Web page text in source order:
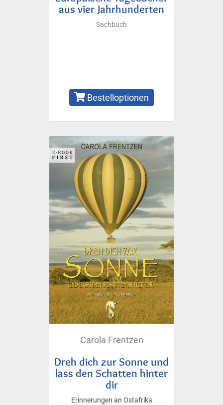
aus vier Jahrhunderten
Sachbuch
Bestelloptionen
Carola Frentzen
Dreh dich zur Sonne und
lass den Schatten hinter
dir
Erinnerungen an Ostafrika